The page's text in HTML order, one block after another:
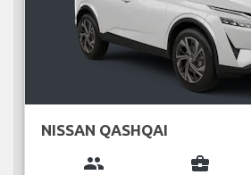
NISSAN QASHQAI
group business_center